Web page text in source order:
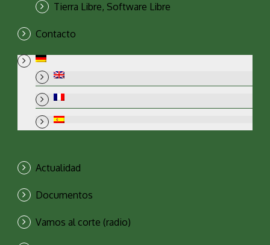
Tierra Libre, Software Libre
Contacto
Actualidad
Documentos
Vamos al corte (radio)